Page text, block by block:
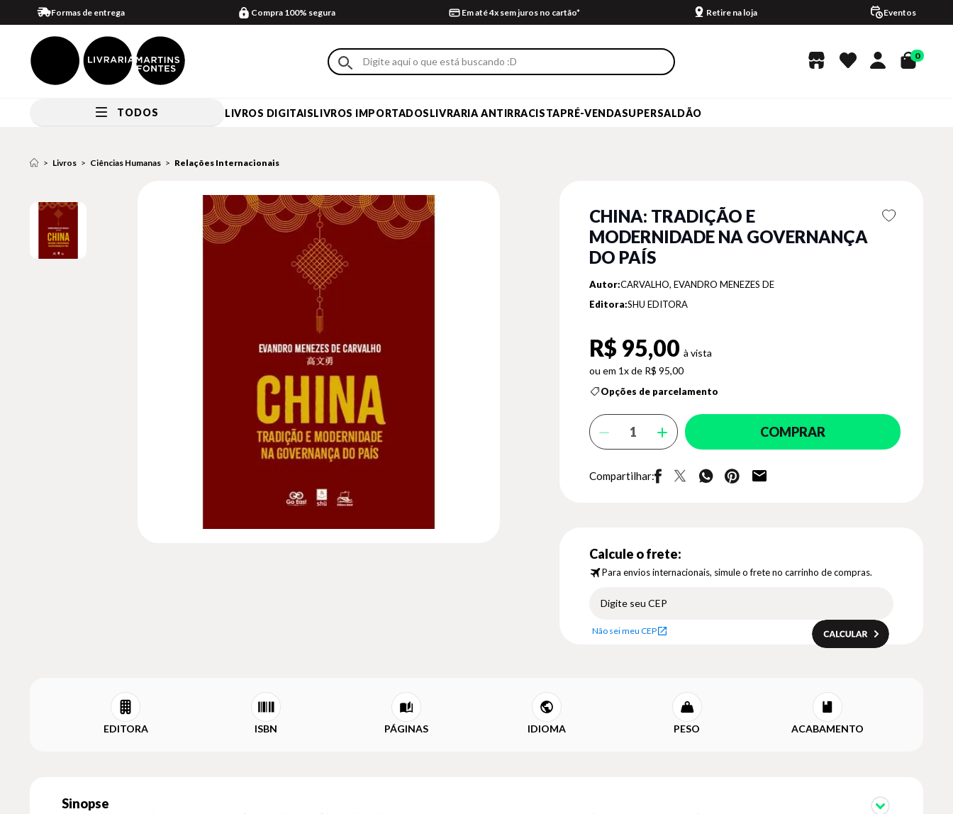
Formas de entrega Compra 100% segura Em até 4x sem juros no cartão* Retire na loja Eventos
0
TODOS LIVROS DIGITAISLIVROS IMPORTADOSLIVRARIA ANTIRRACISTAPRÉ-VENDASUPERSALDÃO
Livros Ciências Humanas Relações Internacionais
CHINA: TRADIÇÃO E
MODERNIDADE NA GOVERNANÇA
DO PAÍS
Autor:CARVALHO, EVANDRO MENEZES DE
Editora:SHU EDITORA
R$ 95,00
1x de R$ 95,00
Opções de parcelamento
COMPRAR
Compartilhar:
Calcule o frete:
Para envios internacionais, simule o frete no carrinho de compras.
Não sei meu CEP
EDITORA ISBN PÁGINAS IDIOMA PESO ACABAMENTO
Sinopse